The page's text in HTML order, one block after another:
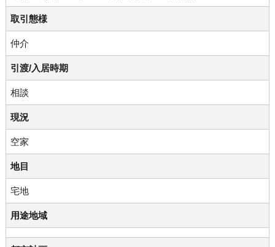
取引態様
仲介
引渡/入居時期
相談
現況
空家
地目
宅地
用途地域